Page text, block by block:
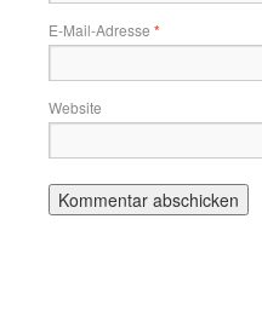
E-Mail-Adresse *
Website